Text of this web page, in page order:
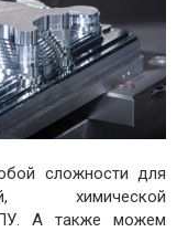
сложности для
химической
А также можем